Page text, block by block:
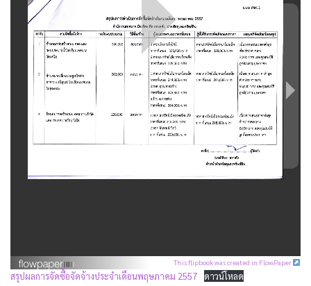
This flipbook was created in FlowPaper
สรุปผลการจัดซื้อจัดจ้างประจำเดือนพฤษภาคม 2557 ดาวน์โหลด